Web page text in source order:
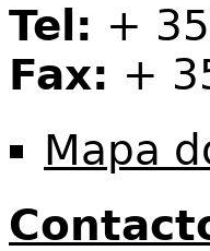
Tel: +
Fax: +
Mapa